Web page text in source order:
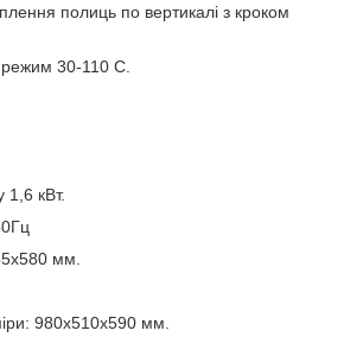
полиць по вертикалі з кроком
30-110 С.
1,6 кВт.
мм.
980х510х590 мм.